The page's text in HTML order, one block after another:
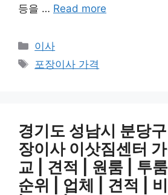
등을 … Read more
카
테
이사
태
포장이사 가격
경기도 성남시 분당
장이사 이삿짐센터
교 | 견적 | 원룸 | 투룸
순위 | 업체 | 견적 |